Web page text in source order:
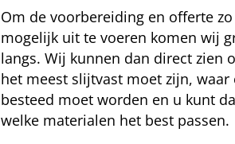
Om de voorbereiding en offerte
mogelijk uit te voeren komen wij
langs. Wij kunnen dan direct zien
het meest slijtvast moet zijn, waar
besteed moet worden en u kunt
welke materialen het best passen.